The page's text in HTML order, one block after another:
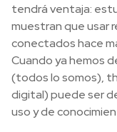
tendrá ventaja:
muestran que usar
conectados hace
Cuando ya hemos
(todos lo somos),
digital) puede ser
uso y de